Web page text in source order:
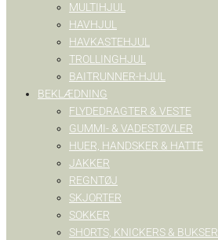
MULTIHJUL
HAVHJUL
HAVKASTEHJUL
TROLLINGHJUL
BAITRUNNER-HJUL
BEKLÆDNING
FLYDEDRAGTER & VESTE
GUMMI- & VADESTØVLER
HUER, HANDSKER & HATTE
JAKKER
REGNTØJ
SKJORTER
SOKKER
SHORTS, KNICKERS & BUKSER